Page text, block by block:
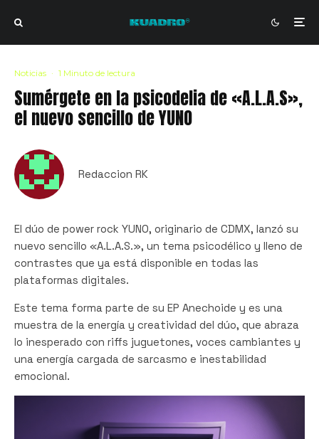
Noticias · 1 Minuto de lectura
Sumérgete en la psicodelia de «A.L.A.S»,
el nuevo sencillo de YUNO
Redaccion RK
El dúo de power rock YUNO, originario de CDMX, lanzó su
nuevo sencillo «A.L.A.S.», un tema psicodélico y lleno de
contrastes que ya está disponible en todas las
plataformas digitales.
Este tema forma parte de su EP Anechoide y es una
muestra de la energía y creatividad del dúo, que abraza
lo inesperado con riffs juguetones, voces cambiantes y
una energía cargada de sarcasmo e inestabilidad
emocional.